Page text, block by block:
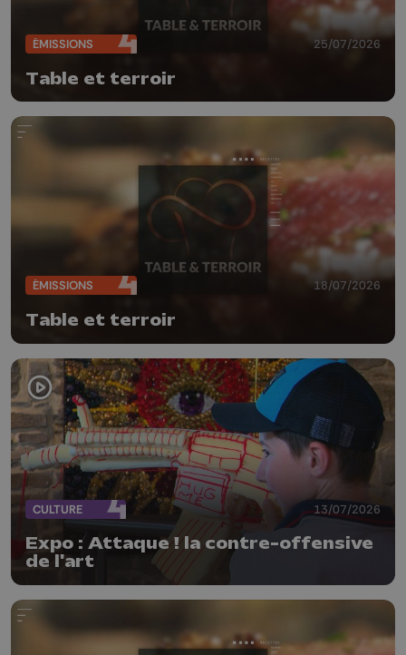
ÉMISSIONS 25/07/2026
Table et terroir
ÉMISSIONS 18/07/2026
Table et terroir
CULTURE 13/07/2026
Expo : Attaque ! la contre-offensive
de l'art